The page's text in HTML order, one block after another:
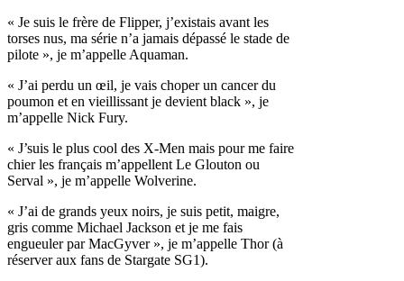
« Je suis le frère de Flipper, j’existais avant les
torses nus, ma série n’a jamais dépassé le stade de
pilote », je m’appelle Aquaman.
« J’ai perdu un œil, je vais choper un cancer du
poumon et en vieillissant je devient black », je
m’appelle Nick Fury.
« J’suis le plus cool des X-Men mais pour me faire
chier les français m’appellent Le Glouton ou
Serval », je m’appelle Wolverine.
« J’ai de grands yeux noirs, je suis petit, maigre,
gris comme Michael Jackson et je me fais
engueuler par MacGyver », je m’appelle Thor (à
réserver aux fans de Stargate SG1).